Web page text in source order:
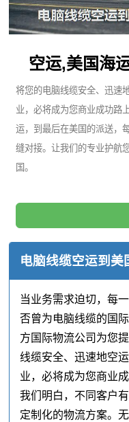
空运,美国海
将您的电脑线缆安全、迅速
业，必将成为您商业成功路
运，到最后在美国的派送，
缝对接。让我们的专业护航
国。
电脑线缆空运到美
当业务需求迫切，每
否曾为电脑线缆的国
方国际物流公司为您
线缆安全、迅速地空
业，必将成为您商业
我们明白，不同客户
定制化的物流方案。